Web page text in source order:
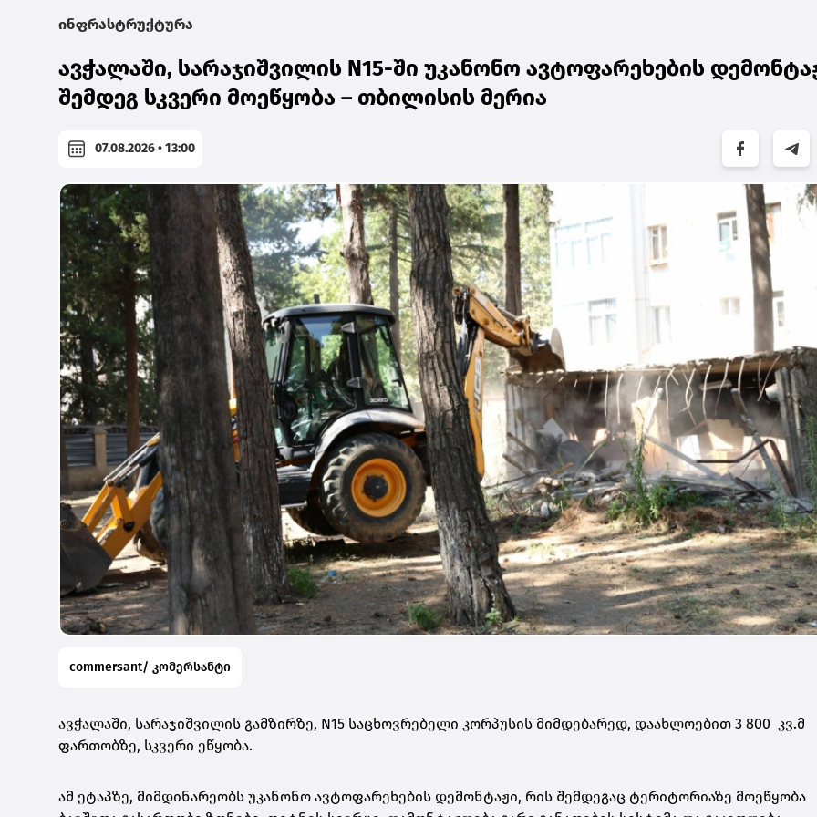
ინფრასტრუქტურა
ავჭალაში, სარაჯიშვილის N15-ში უკანონო ავტოფარეხების
შემდეგ სკვერი მოეწყობა – თბილისის მერია
07.08.2026 • 13:00
commersant/ კომერსანტი
ავჭალაში, სარაჯიშვილის გამზირზე, N15 საცხოვრებელი კორპუსის მიმდებარედ, დაახლოებით 3 800 კვ.მ
ფართობზე, სკვერი ეწყობა.
ამ ეტაპზე, მიმდინარეობს უკანონო ავტოფარეხების დემონტაჟი, რის შემდეგაც ტერიტორიაზე მოეწყობა